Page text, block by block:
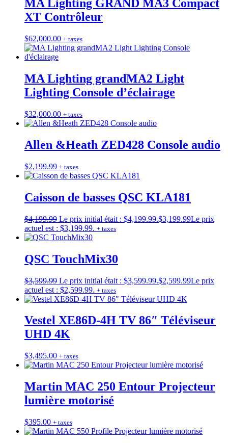
MA Lighting GRAND MA3 Compact
XT Contrôleur
$62,000.00 + taxes
MA Lighting grandMA2 Light
Lighting Console d’éclairage
$32,000.00 + taxes
Allen &Heath ZED428 Console audio
$2,199.99 + taxes
Caisson de basses QSC KLA181
$4,199.99 Le prix initial était : $4,199.99.$3,199.99Le prix
actuel est : $3,199.99. + taxes
QSC TouchMix30
$3,599.99 Le prix initial était : $3,599.99.$2,599.99Le prix
actuel est : $2,599.99. + taxes
Vestel XE86D-4H TV 86″ Téléviseur
UHD 4K
$3,495.00 + taxes
Martin MAC 250 Entour Projecteur
lumière motorisé
$395.00 + taxes